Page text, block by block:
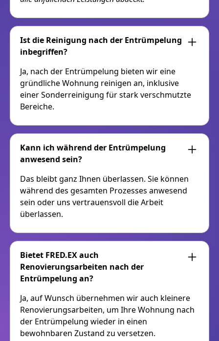
Ist die Reinigung nach der Entrümpelung
inbegriffen?
Ja, nach der Entrümpelung bieten wir eine
gründliche Wohnung reinigen an, inklusive
einer Sonderreinigung für stark verschmutzte
Bereiche.
Kann ich während der Entrümpelung
anwesend sein?
Das bleibt ganz Ihnen überlassen. Sie können
während des gesamten Prozesses anwesend
sein oder uns vertrauensvoll die Arbeit
überlassen.
Bietet FRED.EX auch
Renovierungsarbeiten nach der
Entrümpelung an?
Ja, auf Wunsch übernehmen wir auch kleinere
Renovierungsarbeiten, um Ihre Wohnung nach
der Entrümpelung wieder in einen
bewohnbaren Zustand zu versetzen.